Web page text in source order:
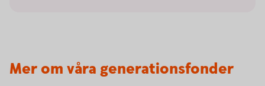
Mer om våra generationsfonder